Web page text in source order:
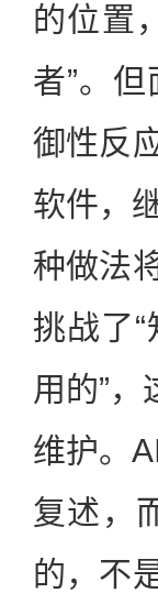
的位置
者”。
御性反
软件，
种做法
挑战了
用的”
维护。
复述，
的，不